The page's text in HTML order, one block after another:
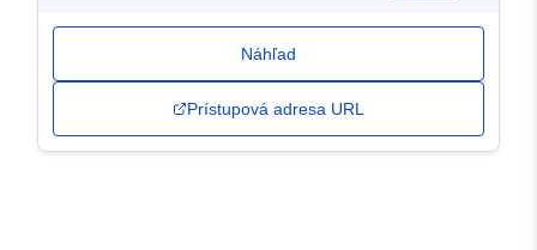
Náhľad
Prístupová adresa URL